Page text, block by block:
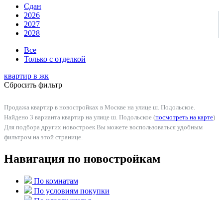
Сдан
2026
2027
2028
Все
Только с отделкой
квартир в жк
Сбросить фильтр
Продажа квартир в новостройках в Москве на улице ш. Подольское.
Найдено 3 варианта квартир на улице ш. Подольское (посмотреть на карте)
Для подбора других новостроек Вы можете воспользоваться удобным
фильтром на этой странице.
Навигация по новостройкам
По комнатам
По условиям покупки